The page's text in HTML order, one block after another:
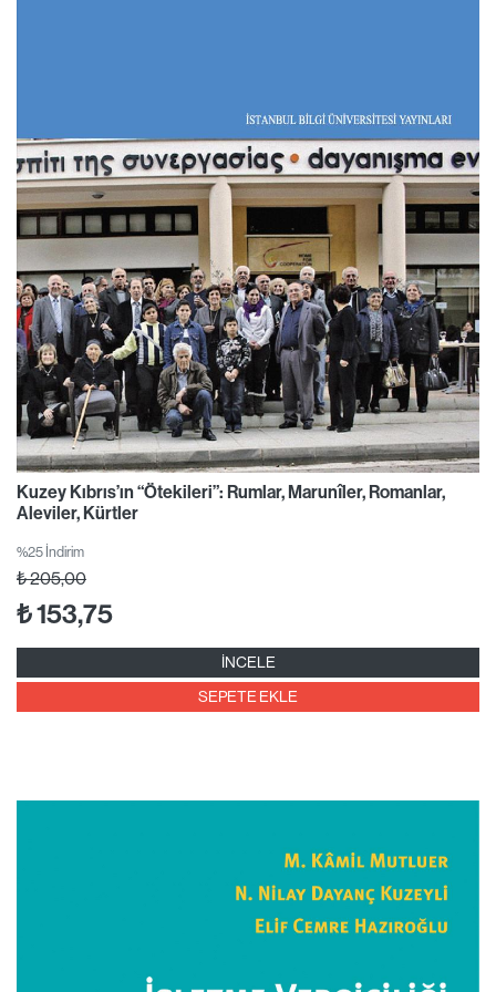
Kuzey Kıbrıs’ın “Ötekileri”: Rumlar, Marunîler, Romanlar,
Aleviler, Kürtler
%25 İndirim
₺205,00
₺153,75
İNCELE
SEPETE EKLE